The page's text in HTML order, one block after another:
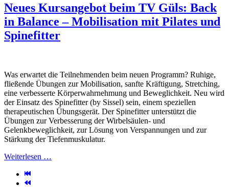
Neues Kursangebot beim TV Güls: Back
in Balance – Mobilisation mit Pilates und
Spinefitter
Was erwartet die Teilnehmenden beim neuen Programm? Ruhige,
fließende Übungen zur Mobilisation, sanfte Kräftigung, Stretching,
eine verbesserte Körperwahrnehmung und Beweglichkeit. Neu wird
der Einsatz des Spinefitter (by Sissel) sein, einem speziellen
therapeutischen Übungsgerät. Der Spinefitter unterstützt die
Übungen zur Verbesserung der Wirbelsäulen- und
Gelenkbeweglichkeit, zur Lösung von Verspannungen und zur
Stärkung der Tiefenmuskulatur.
Weiterlesen …